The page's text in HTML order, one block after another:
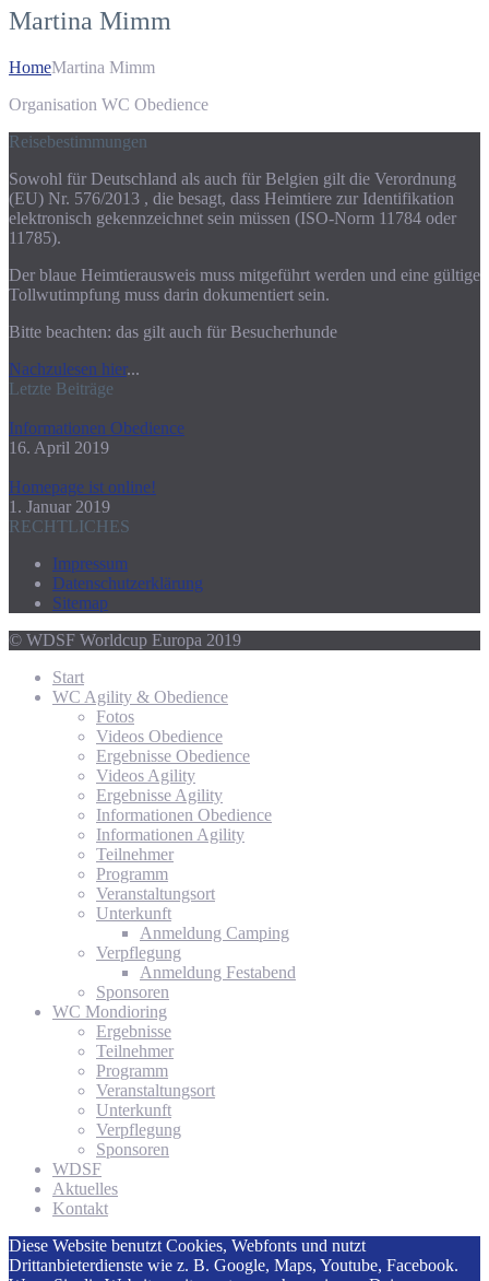
Martina Mimm
HomeMartina Mimm
Organisation WC Obedience
Reisebestimmungen
Sowohl für Deutschland als auch für Belgien gilt die Verordnung
(EU) Nr. 576/2013 , die besagt, dass Heimtiere zur Identifikation
elektronisch gekennzeichnet sein müssen (ISO-Norm 11784 oder
11785).
Der blaue Heimtierausweis muss mitgeführt werden und eine gültige
Tollwutimpfung muss darin dokumentiert sein.
Bitte beachten: das gilt auch für Besucherhunde
Nachzulesen hier...
Letzte Beiträge
Informationen Obedience
16. April 2019
Homepage ist online!
1. Januar 2019
RECHTLICHES
Impressum
Datenschutzerklärung
Sitemap
© WDSF Worldcup Europa 2019
Start
WC Agility & Obedience
Fotos
Videos Obedience
Ergebnisse Obedience
Videos Agility
Ergebnisse Agility
Informationen Obedience
Informationen Agility
Teilnehmer
Programm
Veranstaltungsort
Unterkunft
Anmeldung Camping
Verpflegung
Anmeldung Festabend
Sponsoren
WC Mondioring
Ergebnisse
Teilnehmer
Programm
Veranstaltungsort
Unterkunft
Verpflegung
Sponsoren
WDSF
Aktuelles
Kontakt
Diese Website benutzt Cookies, Webfonts und nutzt
Drittanbieterdienste wie z. B. Google, Maps, Youtube, Facebook.